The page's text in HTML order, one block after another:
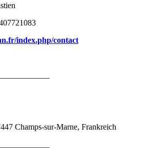
index.php/contact
Champs-sur-Marne, Frankreich